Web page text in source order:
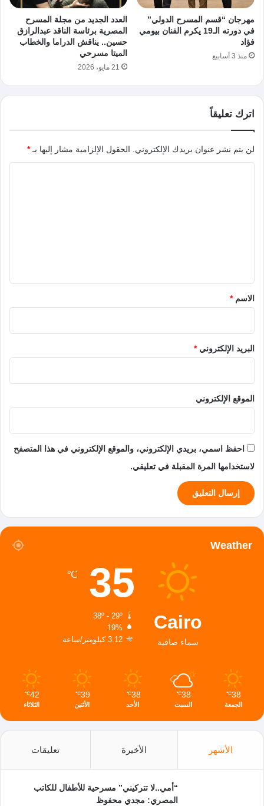
مهرجان “قسم المسرح الدولي”
في دورته الـ19 يكرم الفنان بيومي
فؤاد
منذ 3 أسابيع
العدد الجديد من مجلة المسرح
المصرية برئاسة الناقد عبدالرازق
حسين.. يناقش الدراما والخطاب
الميتا مسرحي
21 مايو، 2026
اترك تعليقاً
لن يتم نشر عنوان بريدك الإلكتروني. الحقول الإلزامية مشار إليها بـ*
*الاسم*
البريد الإلكتروني*
الموقع الإلكتروني
احفظ اسمي، بريدي الإلكتروني، والموقع الإلكتروني في هذا المتصفح
لاستخدامها المرة المقبلة في تعليقي.
Weather
Cairo
سماء صافية
35
℃
38º - 29º
19%
3.12 كيلومتر/ساعة
38
℃
الجمعة
38
℃
السبت
38
℃
الأحد
39
℃
الأثنين
42
℃
الثلاثاء
الأشهر الأخيرة تعليقات
“أمي..لا تتركيني” مسرحية للأطفال للكاتب
المصري: مجدي محفوظ